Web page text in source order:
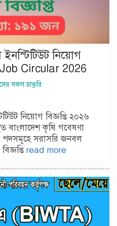
নিয়োগ
Job Circular 2026
সকল চাকুরি
নিয়োগ বিজ্ঞপ্তি ২০২৬
বাংলাদেশ কৃষি গবেষণা
পদসমূহে সরাসরি জনবল
read more